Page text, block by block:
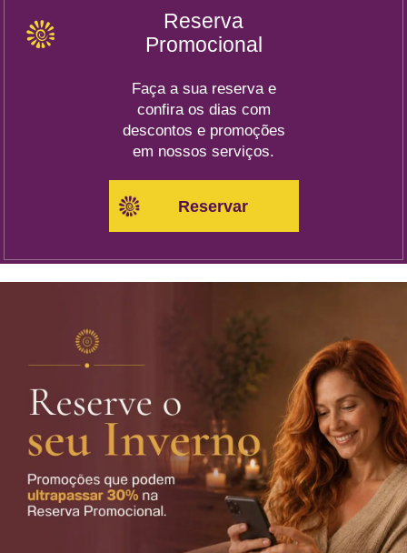
Reserva
Promocional
Faça a sua reserva e
confira os dias com
descontos e promoções
em nossos serviços.
Reservar